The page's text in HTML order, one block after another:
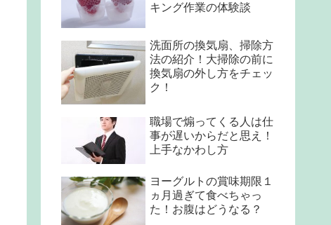
キング作業の体験談
洗面所の換気扇、掃除方
法の紹介！大掃除の前に
換気扇の外し方をチェッ
ク！
職場で煽ってくる人は仕
事が遅いからだと思え！
上手なかわし方
ヨーグルトの賞味期限１
ヵ月過ぎて食べちゃっ
た！お腹はどうなる？